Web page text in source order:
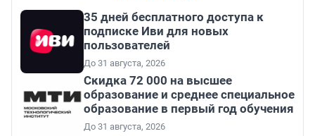
35 дней бесплатного доступа к
подписке Иви для новых
пользователей
До 31 августа, 2026
Скидка 72 000 на высшее
образование и среднее специальное
образование в первый год обучения
До 31 августа, 2026